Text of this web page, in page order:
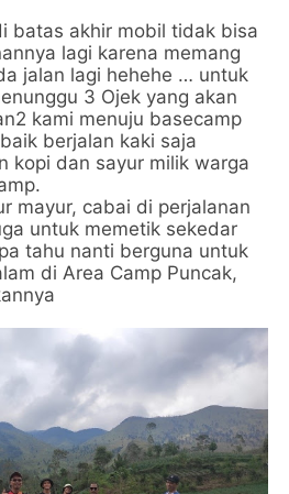
batas akhir mobil tidak bisa
lagi karena memang
jalan lagi hehehe … untuk
3 Ojek yang akan
kami menuju basecamp
berjalan kaki saja
kopi dan sayur milik warga
mayur, cabai di perjalanan
untuk memetik sekedar
tahu nanti berguna untuk
di Area Camp Puncak,